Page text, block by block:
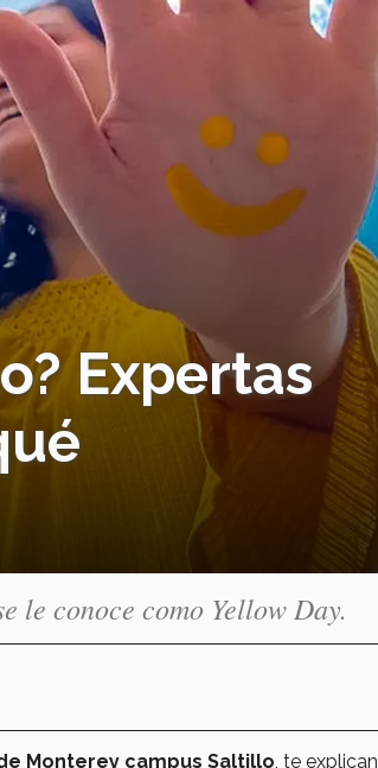
Expertas
le conoce como Yellow Day.
Monterey campus Saltillo , te explican